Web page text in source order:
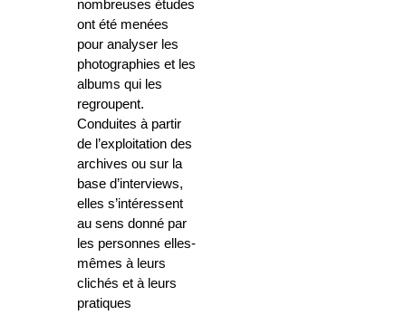
nombreuses études
ont été menées
pour analyser les
photographies et les
albums qui les
regroupent.
Conduites à partir
de l’exploitation des
archives ou sur la
base d’interviews,
elles s’intéressent
au sens donné par
les personnes elles-
mêmes à leurs
clichés et à leurs
pratiques